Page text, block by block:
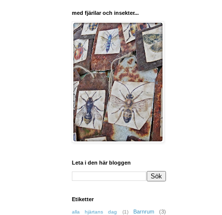
med fjärilar och insekter...
Leta i den här bloggen
Etiketter
alla hjärtans dag (1) Barnrum (3)